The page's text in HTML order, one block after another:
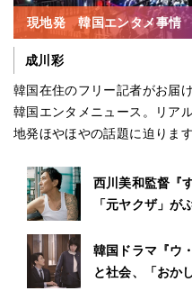
現地発 韓国エンタメ事情
成川彩
韓国在住のフリー記者がお届
韓国エンタメニュース。リア
地発ほやほやの話題に迫ります
西川美和監督『
「元ヤクザ」が
韓国ドラマ『ウ
と社会、「おか